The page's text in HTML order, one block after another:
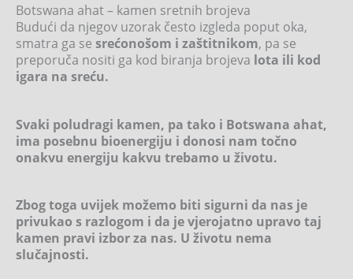
Botswana ahat – kamen sretnih brojeva
Budući da njegov uzorak često izgleda poput oka,
smatra ga se srećonošom i zaštitnikom, pa se
preporuča nositi ga kod biranja brojeva lota ili kod
igara na sreću.
Svaki poludragi kamen, pa tako i Botswana ahat,
ima posebnu bioenergiju i donosi nam točno
onakvu energiju kakvu trebamo u životu.
Zbog toga uvijek možemo biti sigurni da nas je
privukao s razlogom i da je vjerojatno upravo taj
kamen pravi izbor za nas. U životu nema
slučajnosti.